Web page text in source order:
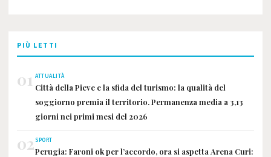
PIÙ LETTI
01 ATTUALITÀ
Città della Pieve e la sfida del turismo: la qualità del
soggiorno premia il territorio. Permanenza media a 3,13
giorni nei primi mesi del 2026
02SPORT
Perugia: Faroni ok per l’accordo, ora si aspetta Arena Curi: